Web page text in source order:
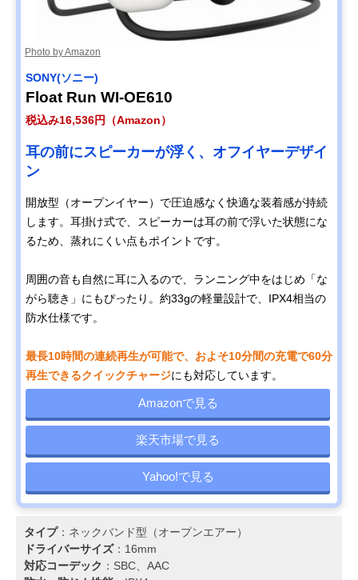
Photo by Amazon
SONY(ソニー)
Float Run WI-OE610
税込み16,536円（Amazon）
耳の前にスピーカーが浮く、オフイヤーデザイ
ン
開放型（オープンイヤー）で圧迫感なく快適な装着感が持続
します。耳掛け式で、スピーカーは耳の前で浮いた状態にな
るため、蒸れにくい点もポイントです。
周囲の音も自然に耳に入るので、ランニング中をはじめ「な
がら聴き」にもぴったり。約33gの軽量設計で、IPX4相当の
防水仕様です。
最長10時間の連続再生が可能で、およそ10分間の充電で60分
再生できるクイックチャージにも対応しています。
Amazonで見る
楽天市場で見る
Yahoo!で見る
タイプ：ネックバンド型（オープンエアー）
ドライバーサイズ：16mm
対応コーデック ：SBC、AAC